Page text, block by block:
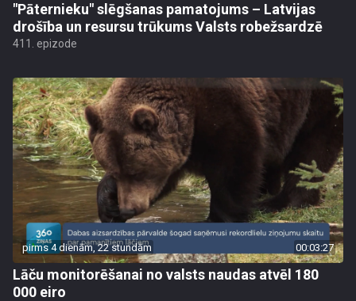
"Pāternieku" slēgšanas pamatojums – Latvijas
drošība un resursu trūkums Valsts robežsardzē
411. epizode
pirms 4 dienām, 22 stundām 00:03:27
Lāču monitorēšanai no valsts naudas atvēl 180
000 eiro